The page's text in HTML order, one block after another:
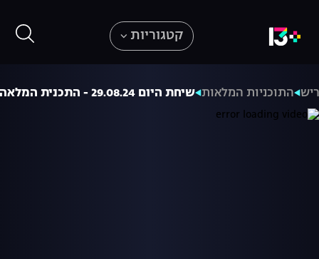
קטגוריות
התוכניות המלאות שיחת היום 29.08.24 - התכנית המלאה